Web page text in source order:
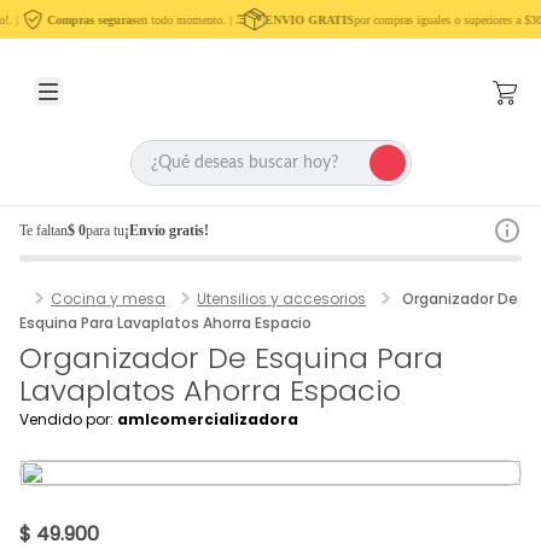
| Compras segurasen todo momento. | ENVIO GRATISpor compras iguales o superiores a
Te faltan$ 0para tu¡Envío gratis!
Cocina y mesa Utensilios y accesorios
Organizador De
Esquina Para Lavaplatos Ahorra Espacio
Organizador De Esquina Para
Lavaplatos Ahorra Espacio
Vendido por: amlcomercializadora
$ 49.900